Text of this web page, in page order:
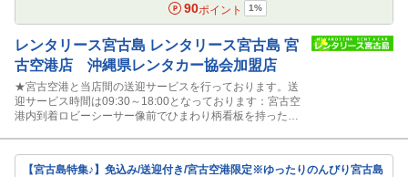
90ポイント 1%
レンタリース宮古島 レンタリース宮古島 宮
古空港店 沖縄県レンタカー協会加盟店
★宮古空港と当店間の送迎サービスを行っております。送
迎サービス時間は09:30～18:00となっております：宮古空
港内到着ロビーシーサー像前でひまわり柄看板を持ったス
【宮古島特集♪】免込み/送迎付き/宮古空港限定※ゆったりのんびり宮古島